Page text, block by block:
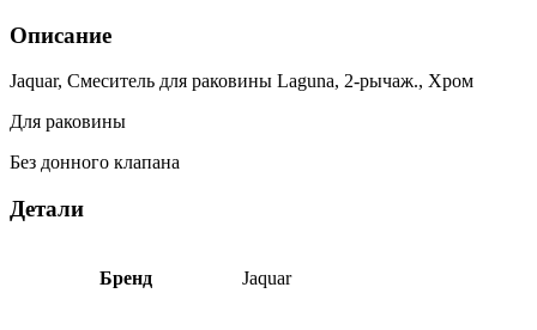
рычаж.,
Хром
CHR-
91191CSR
Описание
Jaquar, Смеситель для раковины Laguna, 2-рычаж., Хром
Для раковины
Без донного клапана
Детали
Бренд Jaquar